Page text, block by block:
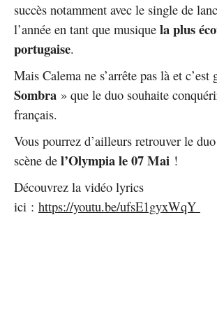
succès notamment avec le single de
l’année en tant que musique la plus
portugaise.
Mais Calema ne s’arrête pas là et c’est
Sombra » que le duo souhaite
français.
Vous pourrez d’ailleurs retrouver le
scène de l’Olympia le 07 Mai !
Découvrez la vidéo lyrics
ici : https://youtu.be/ufsE1gyxWqY